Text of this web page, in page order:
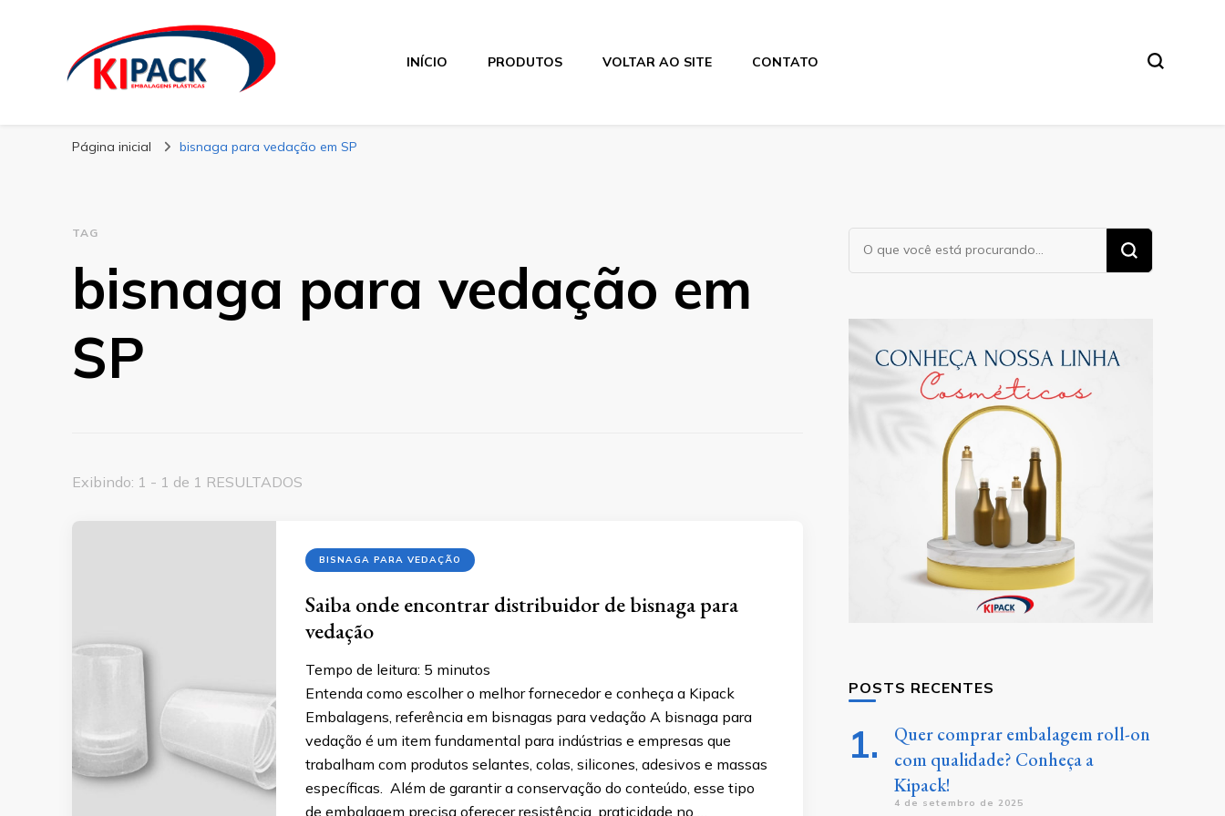
Kipack
INÍCIO PRODUTOS VOLTAR AO SITE CONTATO
Página inicial bisnaga para vedação em SP
TAG
bisnaga para vedação em
SP
Exibindo: 1 - 1 de 1 RESULTADOS
BISNAGA PARA VEDAÇÃO
Saiba onde encontrar distribuidor de bisnaga para
vedação
Tempo de leitura: 5 minutos
Entenda como escolher o melhor fornecedor e conheça a Kipack
Embalagens, referência em bisnagas para vedação A bisnaga para
vedação é um item fundamental para indústrias e empresas que
trabalham com produtos selantes, colas, silicones, adesivos e massas
específicas. Além de garantir a conservação do conteúdo, esse tipo
de embalagem precisa oferecer resistência, praticidade no …
Procurando
algo?
POSTS RECENTES
Quer comprar embalagem roll-on
com qualidade? Conheça a
Kipack!
4 de setembro de 2025